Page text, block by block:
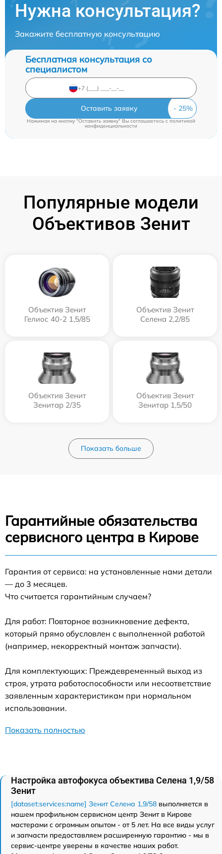
Нужна консультация?
Закажите бесплатную консультацию
Бесплатная консультация со
специалистом
Оставить заявку
Нажимая на кнопку "Оставить заявку" Вы соглашаетесь cполитикой
конфиденциальности
Популярные модели
Объективов Зенит
Объектив Зенит
Гелиос 40-2 1,5/85
Объектив Зенит
Селена 2,2/85
Объектив Зенит
Зенитар 2/35
Объектив Зенит
Зенитар 1,5/50
Показать больше
Гарантийные обязательства
сервисного центра в Кирове
Гарантия от сервиса: на установленные нами детали
— до 3 месяцев.
Что считается гарантийным случаем?
Для работ: Повторное возникновение дефекта,
который прямо обусловлен с выполненной работой
(например, некорректный монтаж запчасти).
Для комплектующих: Преждевременный выход из
строя, утрата работоспособности или несоответствие
заявленным характеристикам при нормальном
использовании.
Показать полностью
Настройка автофокуса объектива Селена 1,9/58
Зенит
[dataset:services:name] Зенит Селена 1,9/58 выполняется в
нашем профильном сервисном центр Зенит в Кирове
мастерами с огромным опытом - от 5 лет. На все виды услуг
и запчасти предоставляем расширенную гарантию - мы в
сервис-центре уверены в качестве наших работ.